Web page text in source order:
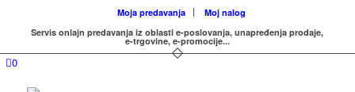
Moja predavanja
Moj nalog
Servis onlajn predavanja iz oblasti e-poslovanja, unapređenja prodaje,
e-trgovine, e-promocije...
0